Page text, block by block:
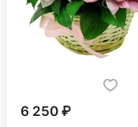
6 250 ₽